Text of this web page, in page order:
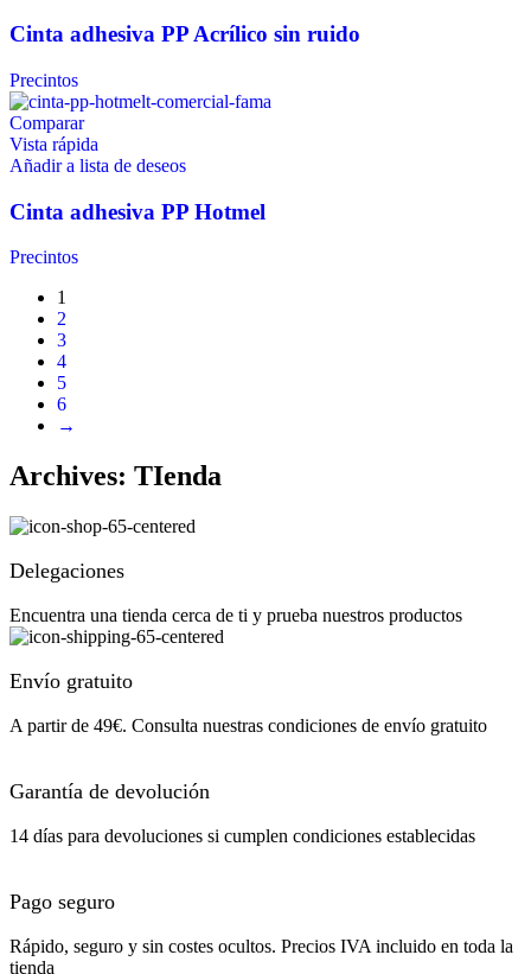
Cinta adhesiva PP Acrílico sin ruido
Precintos
Comparar
Vista rápida
Añadir a lista de deseos
Cinta adhesiva PP Hotmel
Precintos
1
2
3
4
5
6
→
Archives: TIenda
Delegaciones
Encuentra una tienda cerca de ti y prueba nuestros productos
Envío gratuito
A partir de 49€. Consulta nuestras condiciones de envío gratuito
Garantía de devolución
14 días para devoluciones si cumplen condiciones establecidas
Pago seguro
Rápido, seguro y sin costes ocultos. Precios IVA incluido en toda la
tienda